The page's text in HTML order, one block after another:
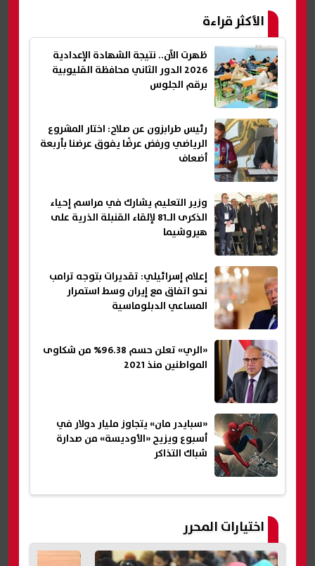
الأكثر قراءة
ظهرت الآن.. نتيجة الشهادة الإعدادية
2026 الدور الثاني محافظة القليوبية
برقم الجلوس
رئيس طرابزون عن صلاح: اختار المشروع
الرياضي ورفض عرضًا يفوق عرضنا بأربعة
أضعاف
وزير التعليم يشارك في مراسم إحياء
الذكرى الـ81 لإلقاء القنبلة الذرية على
هيروشيما
إعلام إسرائيلي: تقديرات بتوجه ترامب
نحو اتفاق مع إيران وسط استمرار
المساعي الدبلوماسية
«الري» تعلن حسم 96.38% من شكاوى
المواطنين منذ 2021
«سبايدر مان» يتجاوز مليار دولار في
أسبوع ويزيح «الأوديسة» من صدارة
شباك التذاكر
اختيارات المحرر